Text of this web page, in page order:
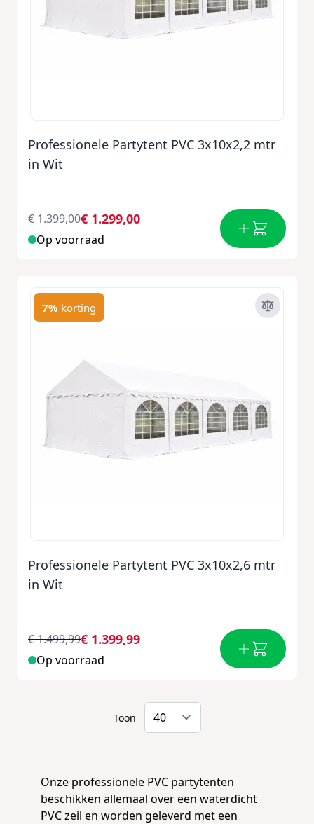
Professionele Partytent PVC 3x10x2,2 mtr
in Wit
€ 1.299,00
€ 1.399,00
Op voorraad
7% korting
Professionele Partytent PVC 3x10x2,6 mtr
in Wit
€ 1.399,99
€ 1.499,99
Op voorraad
Toon
Onze professionele PVC partytenten
beschikken allemaal over een waterdicht
PVC zeil en worden geleverd met een